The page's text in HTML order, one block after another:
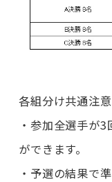
各組分け共通注
・参加全選手が
ができます。
・予選の結果で